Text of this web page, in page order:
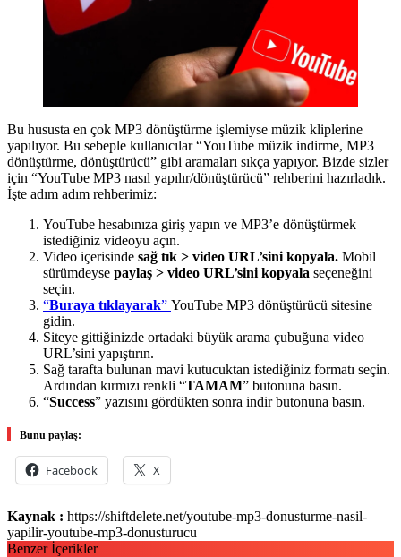
Bu hususta en çok MP3 dönüştürme işlemiyse müzik kliplerine
yapılıyor. Bu sebeple kullanıcılar “YouTube müzik indirme, MP3
dönüştürme, dönüştürücü” gibi aramaları sıkça yapıyor. Bizde sizler
için “YouTube MP3 nasıl yapılır/dönüştürücü” rehberini hazırladık.
İşte adım adım rehberimiz:
YouTube hesabınıza giriş yapın ve MP3’e dönüştürmek
istediğiniz videoyu açın.
Video içerisinde sağ tık > video URL’sini kopyala. Mobil
sürümdeyse paylaş > video URL’sini kopyala seçeneğini
seçin.
“Buraya tıklayarak” YouTube MP3 dönüştürücü sitesine
gidin.
Siteye gittiğinizde ortadaki büyük arama çubuğuna video
URL’sini yapıştırın.
Sağ tarafta bulunan mavi kutucuktan istediğiniz formatı seçin.
Ardından kırmızı renkli “TAMAM” butonuna basın.
“Success” yazısını gördükten sonra indir butonuna basın.
Bunu paylaş:
Facebook X
Kaynak : https://shiftdelete.net/youtube-mp3-donusturme-nasil-
yapilir-youtube-mp3-donusturucu
Benzer İçerikler